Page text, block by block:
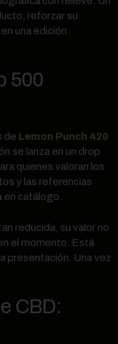
reforzar su
una edición
500
de Lemon Punch 420
se lanza en un drop
quienes valoran los
y las referencias
en catálogo.
reducida, su valor no
el momento. Está
presentación. Una vez
CBD: